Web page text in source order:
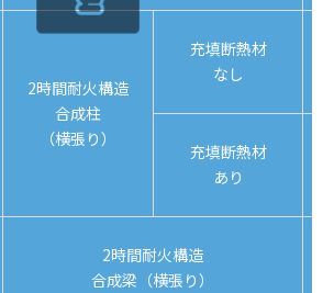
2時間耐火構造
合成柱
（横張り）
充填断熱材
なし
充填断熱材
あり
2時間耐火構造
合成梁（横張り）